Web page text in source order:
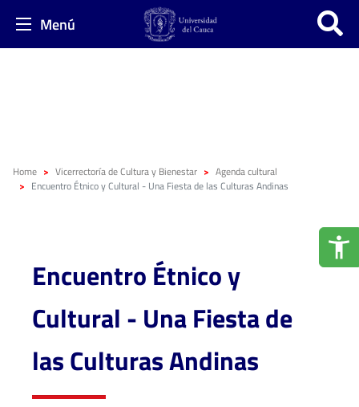
Menú
Home Vicerrectoría de Cultura y Bienestar
Agenda cultural
Encuentro Étnico y Cultural - Una Fiesta de las Culturas Andinas
Encuentro Étnico y
Cultural - Una Fiesta de
las Culturas Andinas